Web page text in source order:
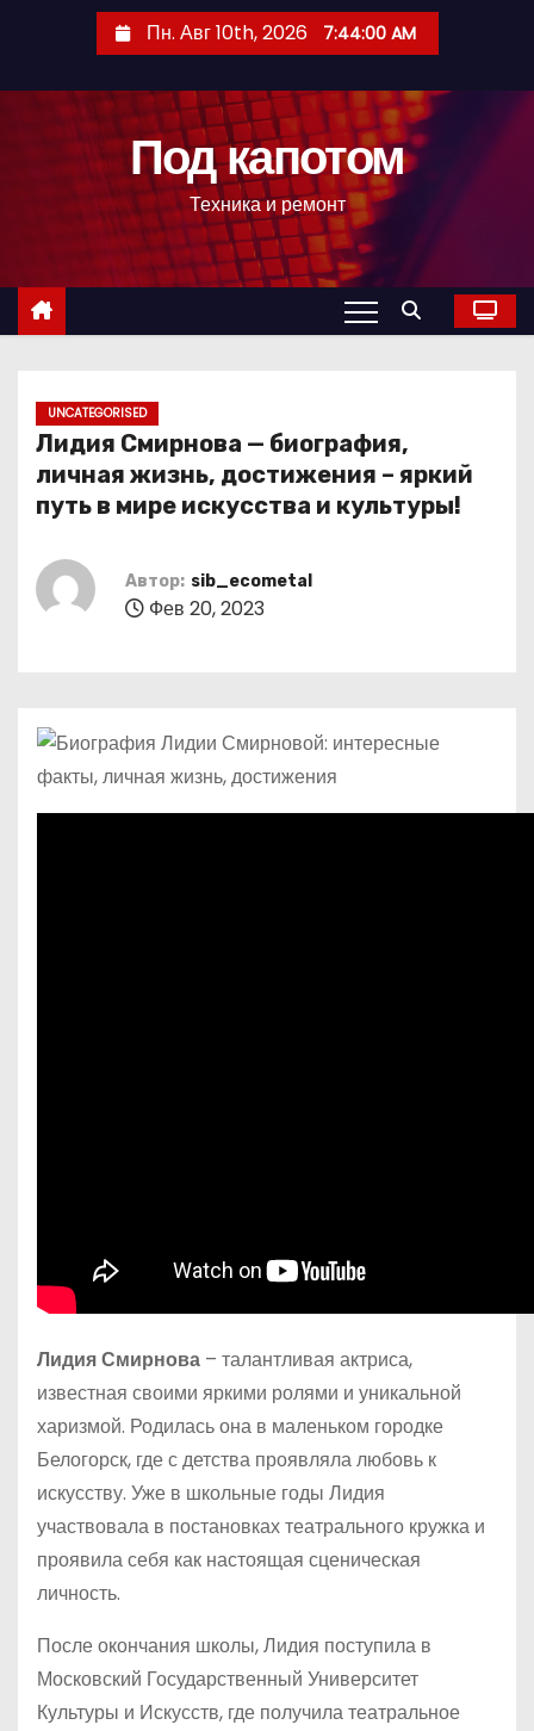
с
Пн. Авг 10th, 2026 7:44:01 AM
Под капотом
Техника и ремонт
UNCATEGORISED
Лидия Смирнова — биография,
личная жизнь, достижения – яркий
путь в мире искусства и культуры!
Автор: sib_ecometal
Фев 20, 2023
Лидия Смирнова – талантливая актриса,
известная своими яркими ролями и уникальной
харизмой. Родилась она в маленьком городке
Белогорск, где с детства проявляла любовь к
искусству. Уже в школьные годы Лидия
участвовала в постановках театрального кружка и
проявила себя как настоящая сценическая
личность.
После окончания школы, Лидия поступила в
Московский Государственный Университет
Культуры и Искусств, где получила театральное